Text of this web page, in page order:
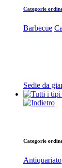
Categorie
Barbecue
Sedie da
Categorie
Antiquariato